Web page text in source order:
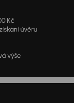
Kč
úvěru
výše